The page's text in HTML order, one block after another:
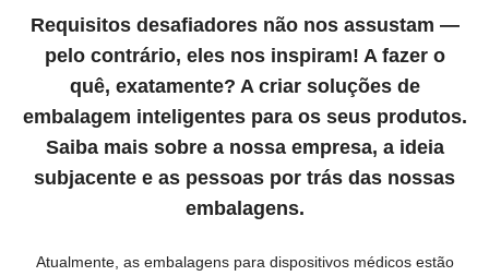
Requisitos desafiadores não nos assustam —
pelo contrário, eles nos inspiram! A fazer o
quê, exatamente? A criar soluções de
embalagem inteligentes para os seus produtos.
Saiba mais sobre a nossa empresa, a ideia
subjacente e as pessoas por trás das nossas
embalagens.
Atualmente, as embalagens para dispositivos médicos estão